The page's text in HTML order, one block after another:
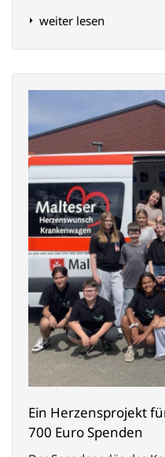
weiter lesen
Ein Herzensprojekt
700 Euro Spenden